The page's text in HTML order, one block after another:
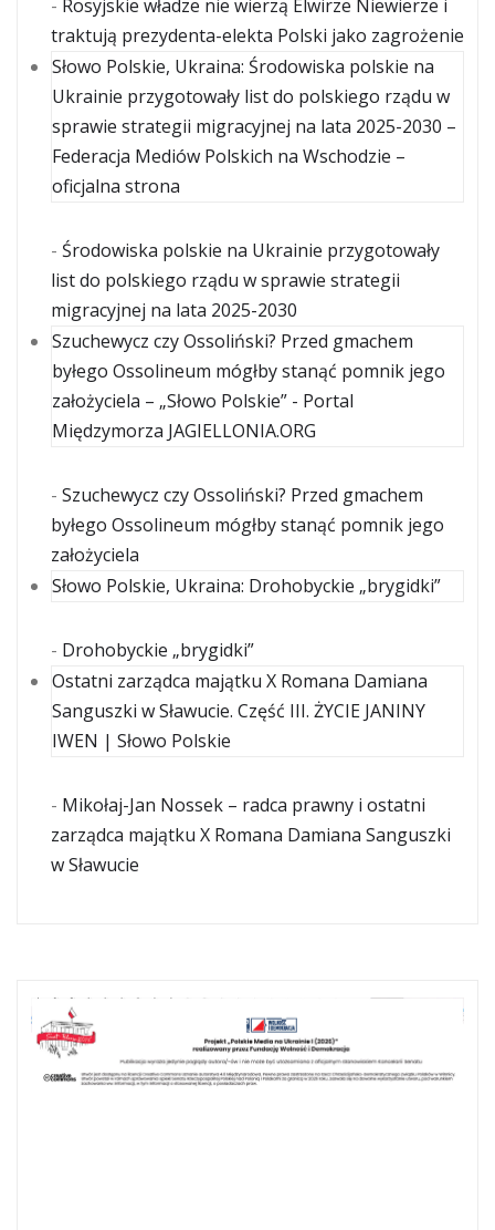
- Rosyjskie władze nie wierzą Elwirze Niewierze i
traktują prezydenta-elekta Polski jako zagrożenie
Słowo Polskie, Ukraina: Środowiska polskie na
Ukrainie przygotowały list do polskiego rządu w
sprawie strategii migracyjnej na lata 2025-2030 –
Federacja Mediów Polskich na Wschodzie –
oficjalna strona
- Środowiska polskie na Ukrainie przygotowały
list do polskiego rządu w sprawie strategii
migracyjnej na lata 2025-2030
Szuchewycz czy Ossoliński? Przed gmachem
byłego Ossolineum mógłby stanąć pomnik jego
założyciela – „Słowo Polskie” - Portal
Międzymorza JAGIELLONIA.ORG
- Szuchewycz czy Ossoliński? Przed gmachem
byłego Ossolineum mógłby stanąć pomnik jego
założyciela
Słowo Polskie, Ukraina: Drohobyckie „brygidki”
- Drohobyckie „brygidki”
Ostatni zarządca majątku X Romana Damiana
Sanguszki w Sławucie. Część III. ŻYCIE JANINY
IWEN | Słowo Polskie
- Mikołaj-Jan Nossek – radca prawny i ostatni
zarządca majątku X Romana Damiana Sanguszki
w Sławucie